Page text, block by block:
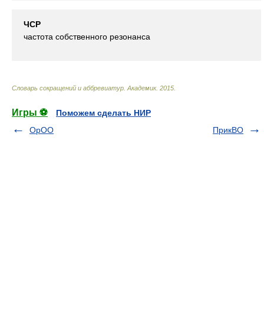
ЧСР
частота собственного резонанса
Словарь сокращений и аббревиатур Академик. 2015
Игры ⚽
Поможем сделать НИР
ОрОО
ПрикВО